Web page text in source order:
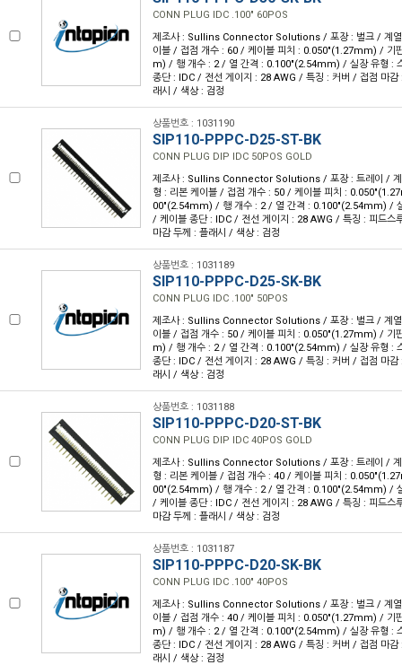
CONN PLUG IDC .100" 60POS
제조사 : Sullins Connector Solutions / 포장 : 벌크 / 계열
이블 / 접점 개수 : 60 / 케이블 피치 : 0.050"(1.27mm) / 기
m) / 행 개수 : 2 / 열 간격 : 0.100"(2.54mm) / 실장 유형 :
종단 : IDC / 전선 게이지 : 28 AWG / 특징 : 커버 / 접점 마감
래시 / 색상 : 검정
상품번호 : 1031190
SIP110-PPPC-D25-ST-BK
CONN PLUG DIP IDC 50POS GOLD
제조사 : Sullins Connector Solutions / 포장 : 트레이 / 계
형 : 리본 케이블 / 접점 개수 : 50 / 케이블 피치 :
00"(2.54mm) / 행 개수 : 2 / 열 간격 : 0.100"(2.54mm) /
/ 케이블 종단 : IDC / 전선 게이지 : 28 AWG / 특징 : 피드스
마감 두께 : 플래시 / 색상 : 검정
상품번호 : 1031189
SIP110-PPPC-D25-SK-BK
CONN PLUG IDC .100" 50POS
제조사 : Sullins Connector Solutions / 포장 : 벌크 / 계열
이블 / 접점 개수 : 50 / 케이블 피치 : 0.050"(1.27mm) / 기
m) / 행 개수 : 2 / 열 간격 : 0.100"(2.54mm) / 실장 유형 :
종단 : IDC / 전선 게이지 : 28 AWG / 특징 : 커버 / 접점 마감
래시 / 색상 : 검정
상품번호 : 1031188
SIP110-PPPC-D20-ST-BK
CONN PLUG DIP IDC 40POS GOLD
제조사 : Sullins Connector Solutions / 포장 : 트레이 / 계
형 : 리본 케이블 / 접점 개수 : 40 / 케이블 피치 :
00"(2.54mm) / 행 개수 : 2 / 열 간격 : 0.100"(2.54mm) /
/ 케이블 종단 : IDC / 전선 게이지 : 28 AWG / 특징 : 피드스
마감 두께 : 플래시 / 색상 : 검정
상품번호 : 1031187
SIP110-PPPC-D20-SK-BK
CONN PLUG IDC .100" 40POS
제조사 : Sullins Connector Solutions / 포장 : 벌크 / 계열
이블 / 접점 개수 : 40 / 케이블 피치 : 0.050"(1.27mm) / 기
m) / 행 개수 : 2 / 열 간격 : 0.100"(2.54mm) / 실장 유형 :
종단 : IDC / 전선 게이지 : 28 AWG / 특징 : 커버 / 접점 마감
래시 / 색상 : 검정